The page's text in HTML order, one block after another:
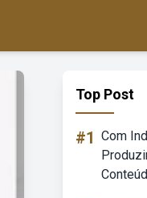
Top Post
#1 Com